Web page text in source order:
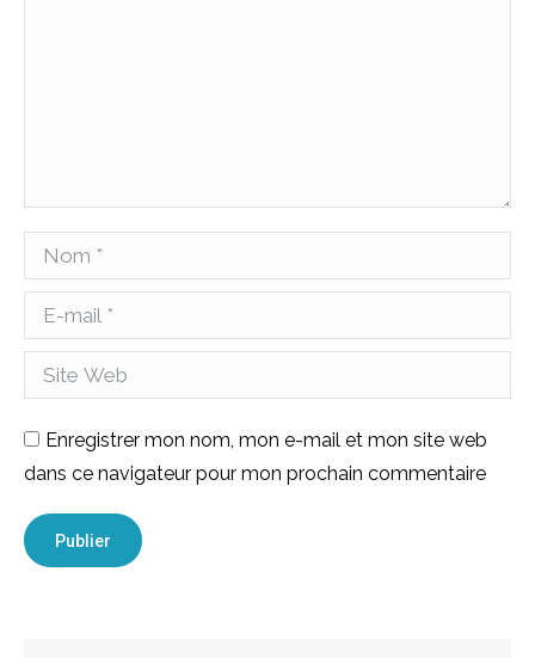
Nom *
E-mail *
Site Web
Enregistrer mon nom, mon e-mail et mon site web
dans ce navigateur pour mon prochain commentaire
Publier